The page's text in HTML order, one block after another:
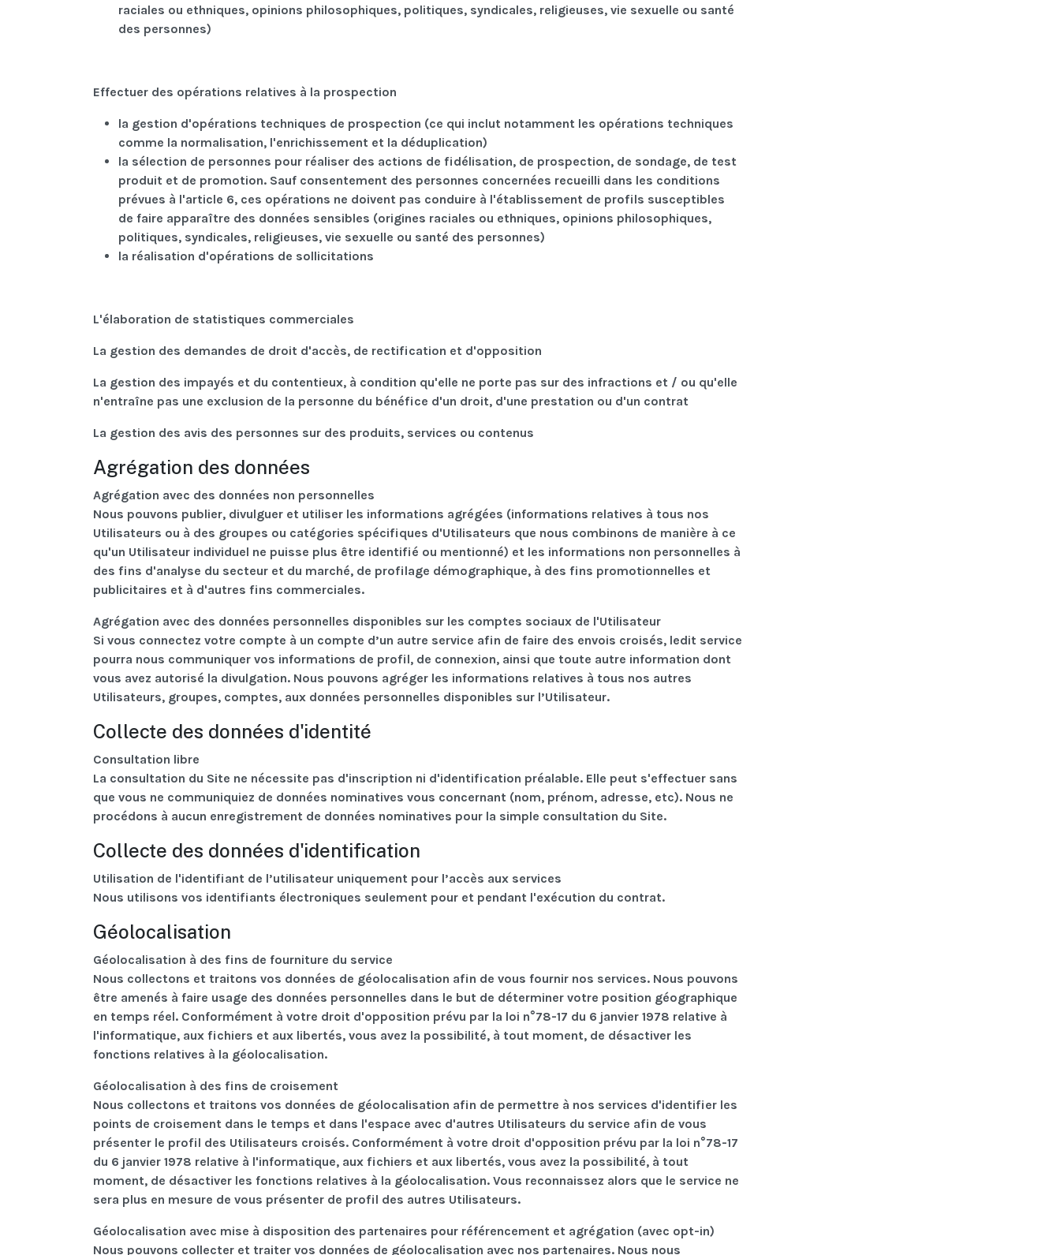
raciales ou ethniques, opinions philosophiques, politiques, syndicales, religieuses, vie sexuelle ou santé
des personnes)
Effectuer des opérations relatives à la prospection
la gestion d'opérations techniques de prospection (ce qui inclut notamment les opérations techniques
comme la normalisation, l'enrichissement et la déduplication)
la sélection de personnes pour réaliser des actions de fidélisation, de prospection, de sondage, de test
produit et de promotion. Sauf consentement des personnes concernées recueilli dans les conditions
prévues à l'article 6, ces opérations ne doivent pas conduire à l'établissement de profils susceptibles
de faire apparaître des données sensibles (origines raciales ou ethniques, opinions philosophiques,
politiques, syndicales, religieuses, vie sexuelle ou santé des personnes)
la réalisation d'opérations de sollicitations
L'élaboration de statistiques commerciales
La gestion des demandes de droit d'accès, de rectification et d'opposition
La gestion des impayés et du contentieux, à condition qu'elle ne porte pas sur des infractions et / ou qu'elle
n'entraîne pas une exclusion de la personne du bénéfice d'un droit, d'une prestation ou d'un contrat
La gestion des avis des personnes sur des produits, services ou contenus
Agrégation des données
Agrégation avec des données non personnelles
Nous pouvons publier, divulguer et utiliser les informations agrégées (informations relatives à tous nos
Utilisateurs ou à des groupes ou catégories spécifiques d'Utilisateurs que nous combinons de manière à ce
qu'un Utilisateur individuel ne puisse plus être identifié ou mentionné) et les informations non personnelles à
des fins d'analyse du secteur et du marché, de profilage démographique, à des fins promotionnelles et
publicitaires et à d'autres fins commerciales.
Agrégation avec des données personnelles disponibles sur les comptes sociaux de l'Utilisateur
Si vous connectez votre compte à un compte d’un autre service afin de faire des envois croisés, ledit service
pourra nous communiquer vos informations de profil, de connexion, ainsi que toute autre information dont
vous avez autorisé la divulgation. Nous pouvons agréger les informations relatives à tous nos autres
Utilisateurs, groupes, comptes, aux données personnelles disponibles sur l’Utilisateur.
Collecte des données d'identité
Consultation libre
La consultation du Site ne nécessite pas d'inscription ni d'identification préalable. Elle peut s'effectuer sans
que vous ne communiquiez de données nominatives vous concernant (nom, prénom, adresse, etc). Nous ne
procédons à aucun enregistrement de données nominatives pour la simple consultation du Site.
Collecte des données d'identification
Utilisation de l'identifiant de l’utilisateur uniquement pour l’accès aux services
Nous utilisons vos identifiants électroniques seulement pour et pendant l'exécution du contrat.
Géolocalisation
Géolocalisation à des fins de fourniture du service
Nous collectons et traitons vos données de géolocalisation afin de vous fournir nos services. Nous pouvons
être amenés à faire usage des données personnelles dans le but de déterminer votre position géographique
en temps réel. Conformément à votre droit d'opposition prévu par la loi n°78-17 du 6 janvier 1978 relative à
l'informatique, aux fichiers et aux libertés, vous avez la possibilité, à tout moment, de désactiver les
fonctions relatives à la géolocalisation.
Géolocalisation à des fins de croisement
Nous collectons et traitons vos données de géolocalisation afin de permettre à nos services d'identifier les
points de croisement dans le temps et dans l'espace avec d'autres Utilisateurs du service afin de vous
présenter le profil des Utilisateurs croisés. Conformément à votre droit d'opposition prévu par la loi n°78-17
du 6 janvier 1978 relative à l'informatique, aux fichiers et aux libertés, vous avez la possibilité, à tout
moment, de désactiver les fonctions relatives à la géolocalisation. Vous reconnaissez alors que le service ne
sera plus en mesure de vous présenter de profil des autres Utilisateurs.
Géolocalisation avec mise à disposition des partenaires pour référencement et agrégation (avec opt-in)
Nous pouvons collecter et traiter vos données de géolocalisation avec nos partenaires. Nous nous